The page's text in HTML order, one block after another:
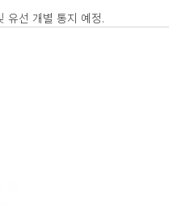
유선 개별 통지 예정.